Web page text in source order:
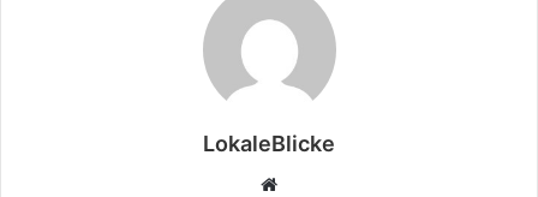
LokaleBlicke
Webseite